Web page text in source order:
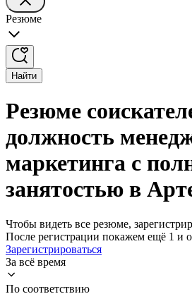
Резюме
Найти
Резюме
должность
маркетинга с
занятостью в
Чтобы видеть все резюме,
После регистрации покажем ещё 1 и
Зарегистрироваться
За всё время
По соответствию